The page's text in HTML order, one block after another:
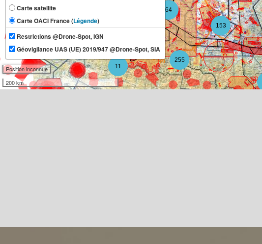
64
153
255
11
109
Carte satellite
Carte OACI France (Légende)
Restrictions @Drone-Spot, IGN
Géovigilance UAS (UE) 2019/947 @Drone-Spot, SIA
Position inconnue
200 km